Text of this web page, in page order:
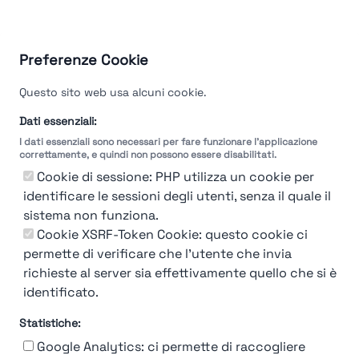
Preferenze Cookie
Questo sito web usa alcuni cookie.
Dati essenziali:
I dati essenziali sono necessari per fare funzionare l'applicazione
correttamente, e quindi non possono essere disabilitati.
Cookie di sessione: PHP utilizza un cookie per
identificare le sessioni degli utenti, senza il quale il
sistema non funziona.
Cookie XSRF-Token Cookie: questo cookie ci
permette di verificare che l'utente che invia
richieste al server sia effettivamente quello che si è
identificato.
Statistiche:
Google Analytics: ci permette di raccogliere